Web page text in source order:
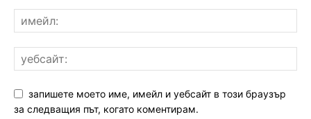
запишете моето име, имейл и уебсайт в този браузър
за следващия път, когато коментирам.